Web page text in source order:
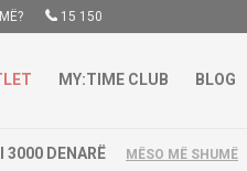
15 150
MY:TIME CLUB BLOG
3000 DENARË MËSO MË SHUMË